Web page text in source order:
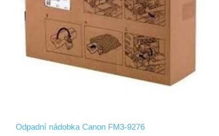
Odpadní nádobka Canon FM3-9276